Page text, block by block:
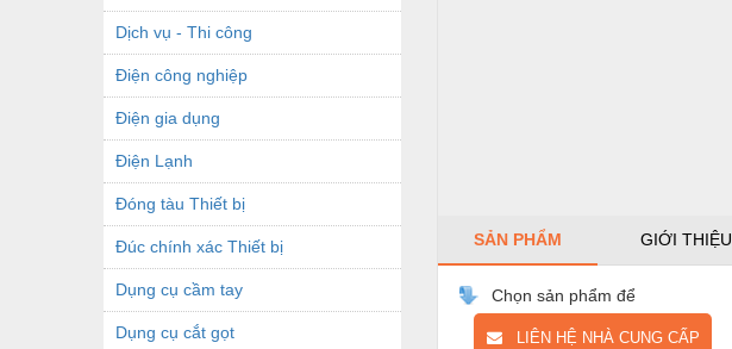
Dịch vụ - Thi công
Điện công nghiệp
Điện gia dụng
Điện Lạnh
Đóng tàu Thiết bị
Đúc chính xác Thiết bị
Dụng cụ cầm tay
Dụng cụ cắt gọt
SẢN PHẨM GIỚI THIỆU
Chọn sản phẩm để
LIÊN HỆ NHÀ CUNG CẤP